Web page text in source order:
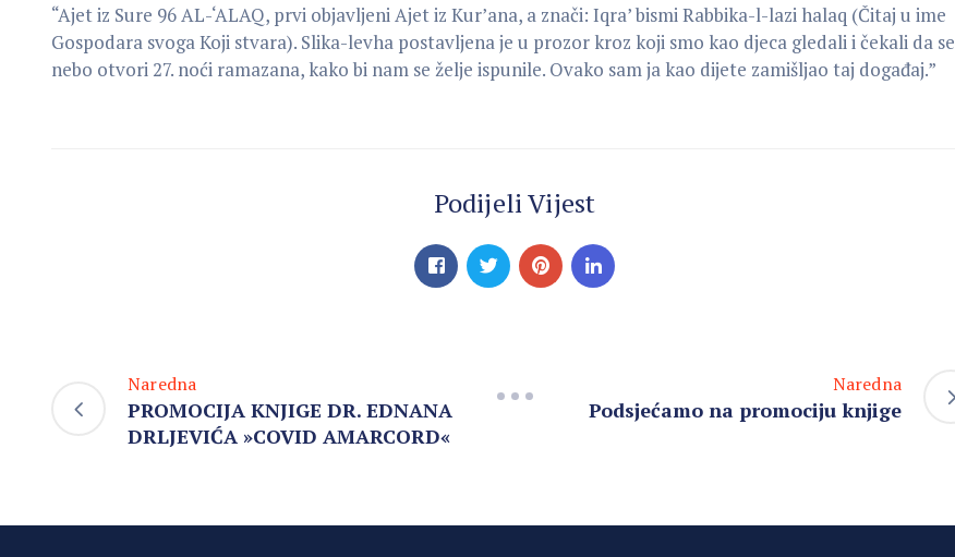
“Ajet iz Sure 96 AL-‘ALAQ, prvi objavljeni Ajet iz Kur’ana, a znači: Iqra’ bismi Rabbika-l-lazi halaq (Čitaj u ime
Gospodara svoga Koji stvara). Slika-levha postavljena je u prozor kroz koji smo kao djeca gledali i čekali da se
nebo otvori 27. noći ramazana, kako bi nam se želje ispunile. Ovako sam ja kao dijete zamišljao taj događaj.”
Podijeli Vijest
Naredna
PROMOCIJA KNJIGE DR. EDNANA
DRLJEVIĆA »COVID AMARCORD«
Naredna
Podsjećamo na promociju knjige